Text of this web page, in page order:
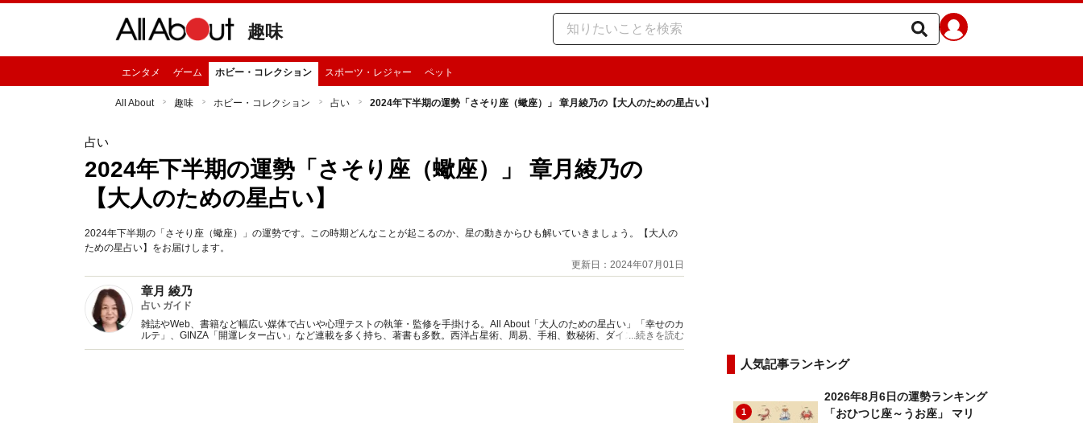
趣味
エンタメ ゲーム ホビー・コレクション スポーツ・レジャー ペット
All About 趣味 ホビー・コレクション 占い 2024年下半期の運勢「さそり座（蠍座）」 章月綾乃の【大人のための星占い】
占い
2024年下半期の運勢「さそり座（蠍座）」 章月綾乃の
【大人のための星占い】
2024年下半期の「さそり座（蠍座）」の運勢です。この時期どんなことが起こるのか、星の動きからひも解いていきましょう。【大人の
ための星占い】をお届けします。
更新日：2024年07月01日
章月 綾乃
占い ガイド
雑誌やWeb、書籍など幅広い媒体で占いや心理テストの執筆・監修を手掛ける。All About「大人のための星占い」「幸せのカ
ルテ」、GINZA「開運レター占い」など連載を多く持ち、著書も多数。西洋占星術、周易、手相、数秘術、ダイスやカード占
い、しぐさや言葉グセの研究など守備範囲は広め。
...続きを読む
人気記事ランキング
1
2026年8月6日の運勢ランキング
「おひつじ座～うお座」 マリ